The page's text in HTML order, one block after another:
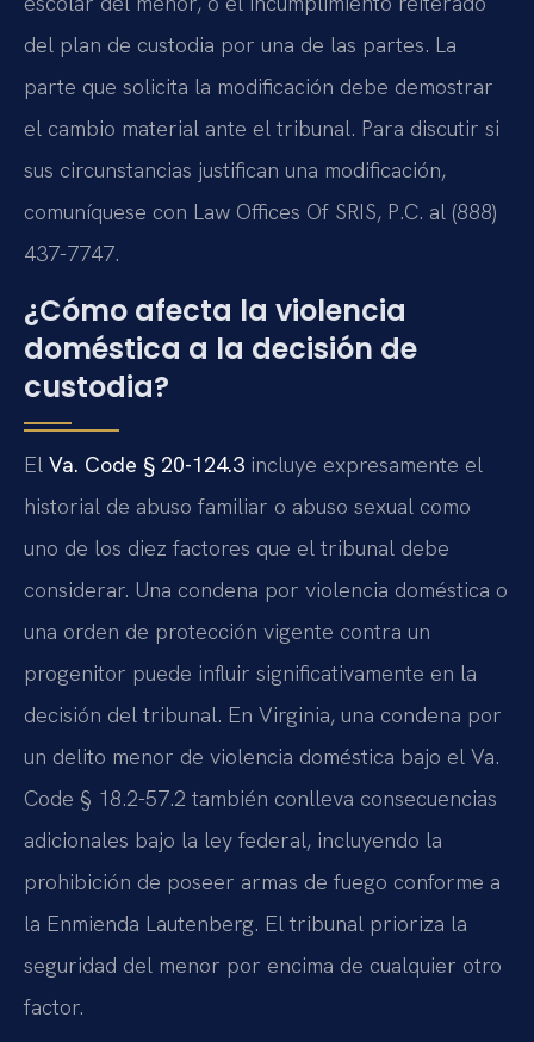
del plan de custodia por una de las partes. La
parte que solicita la modificación debe demostrar
el cambio material ante el tribunal. Para discutir si
sus circunstancias justifican una modificación,
comuníquese con Law Offices Of SRIS, P.C. al (888)
437-7747.
¿Cómo afecta la violencia
doméstica a la decisión de
custodia?
El Va. Code § 20-124.3 incluye expresamente el
historial de abuso familiar o abuso sexual como
uno de los diez factores que el tribunal debe
considerar. Una condena por violencia doméstica o
una orden de protección vigente contra un
progenitor puede influir significativamente en la
decisión del tribunal. En Virginia, una condena por
un delito menor de violencia doméstica bajo el Va.
Code § 18.2-57.2 también conlleva consecuencias
adicionales bajo la ley federal, incluyendo la
prohibición de poseer armas de fuego conforme a
la Enmienda Lautenberg. El tribunal prioriza la
seguridad del menor por encima de cualquier otro
factor.